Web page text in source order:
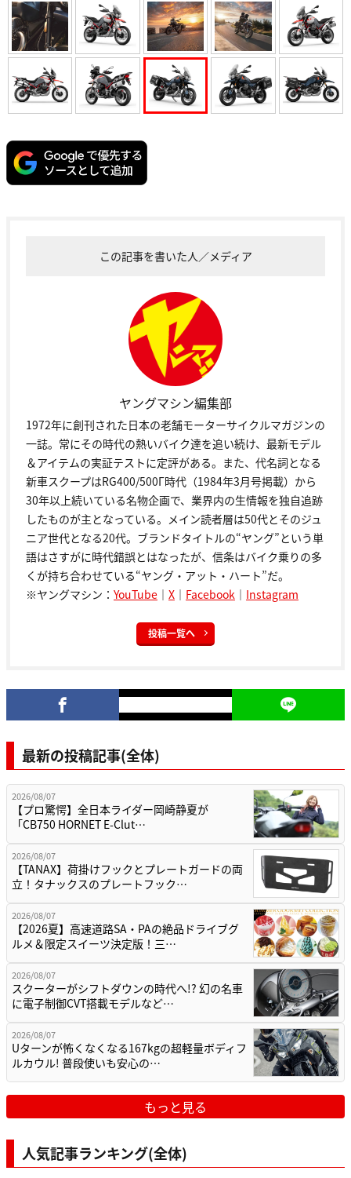
この記事を書いた人／メディア
ヤングマシン編集部
1972年に創刊された日本の老舗モーターサイクルマガジンの
一誌。常にその時代の熱いバイク達を追い続け、最新モデル
＆アイテムの実証テストに定評がある。また、代名詞となる
新車スクープはRG400/500Γ時代（1984年3月号掲載）から
30年以上続いている名物企画で、業界内の生情報を独自追跡
したものが主となっている。メイン読者層は50代とそのジュ
ニア世代となる20代。ブランドタイトルの“ヤング”という単
語はさすがに時代錯誤とはなったが、信条はバイク乗りの多
くが持ち合わせている“ヤング・アット・ハート”だ。
※ヤングマシン： YouTube ｜ X ｜ Facebook ｜ Instagram
投稿一覧へ
最新の投稿記事(全体)
2026/08/07
【プロ驚愕】全日本ライダー岡崎静夏が
「CB750 HORNET E-Clut…
2026/08/07
【TANAX】荷掛けフックとプレートガードの両
立！タナックスのプレートフック…
2026/08/07
【2026夏】高速道路SA・PAの絶品ドライブグ
ルメ＆限定スイーツ決定版！三…
2026/08/07
スクーターがシフトダウンの時代へ!? 幻の名車
に電子制御CVT搭載モデルなど…
2026/08/07
Uターンが怖くなくなる167kgの超軽量ボディフ
ルカウル! 普段使いも安心の…
もっと見る
人気記事ランキング(全体)